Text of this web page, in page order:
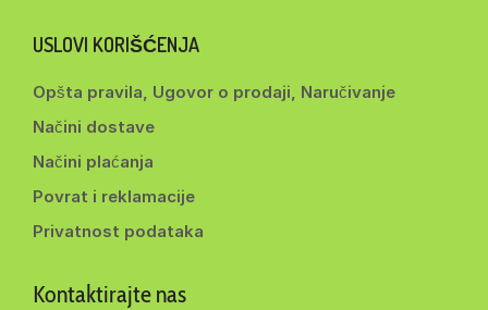
USLOVI KORIŠĆENJA
Opšta pravila, Ugovor o prodaji, Naručivanje
Načini dostave
Načini plaćanja
Povrat i reklamacije
Privatnost podataka
Kontaktirajte nas